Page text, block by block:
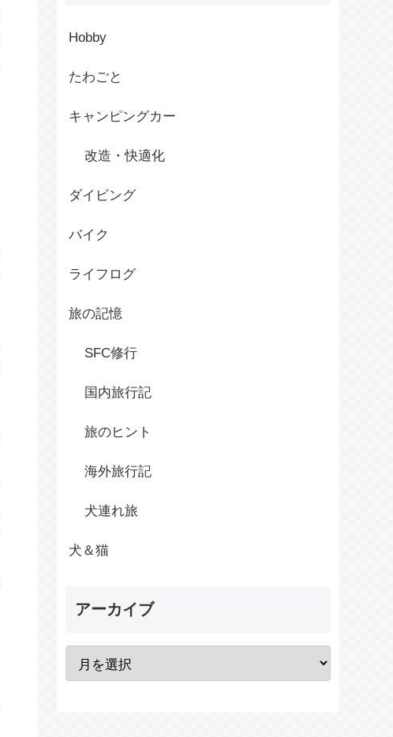
Hobby
たわごと
キャンピングカー
改造・快適化
ダイビング
バイク
ライフログ
旅の記憶
SFC修行
国内旅行記
旅のヒント
海外旅行記
犬連れ旅
犬＆猫
アーカイブ